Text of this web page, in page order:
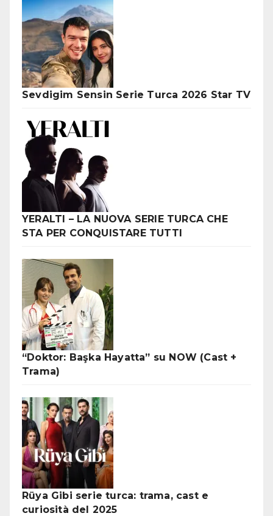
Sevdigim Sensin Serie Turca 2026 Star TV
YERALTI – LA NUOVA SERIE TURCA CHE
STA PER CONQUISTARE TUTTI
“Doktor: Başka Hayatta” su NOW (Cast +
Trama)
Rüya Gibi serie turca: trama, cast e
curiosità del 2025